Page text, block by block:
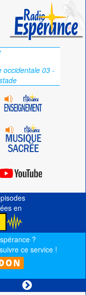
occidentale 03 -
en
?
ce service !